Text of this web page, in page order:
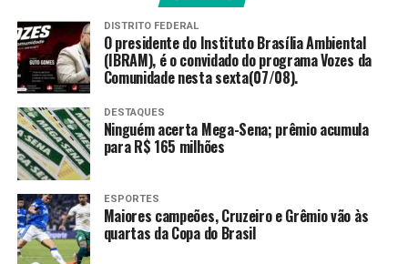
profilaxia pré-exposição (PrEP) ao HIV.
>> Siga o canal daAgência Brasilno WhatsApp
Para vacinar, os pais e responsáveis devem procurar a
unidade de saúde mais próxima, de segunda a sexta-
feira, das 7h às 19h, e, aos sábados, no mesmo horário,
nas Assistências Médicas Ambulatoriais (AMAs)/UBSs
Integradas.
A unidade mais próxima pode ser localizada por meio da
plataforma Busca Saúde.
DISTRITO FEDERAL
O presidente do Instituto Brasília Ambiental
(IBRAM), é o convidado do programa Vozes da
Comunidade nesta sexta(07/08).
DESTAQUES
Ninguém acerta Mega-Sena; prêmio acumula
para R$ 165 milhões
ESPORTES
Maiores campeões, Cruzeiro e Grêmio vão às
quartas da Copa do Brasil